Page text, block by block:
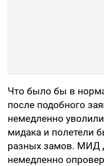
Что было бы в
после подобного
немедленно
мидака и полетели
разных замов. МИД
немедленно